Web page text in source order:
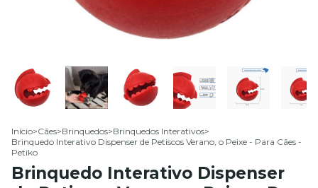
Início>Cães>Brinquedos>Brinquedos Interativos>
Brinquedo Interativo Dispenser de Petiscos Verano, o Peixe - Para Cães -
Petiko
Brinquedo Interativo Dispenser